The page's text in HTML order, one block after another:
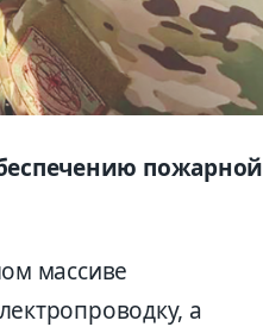
пожарной
массиве
а